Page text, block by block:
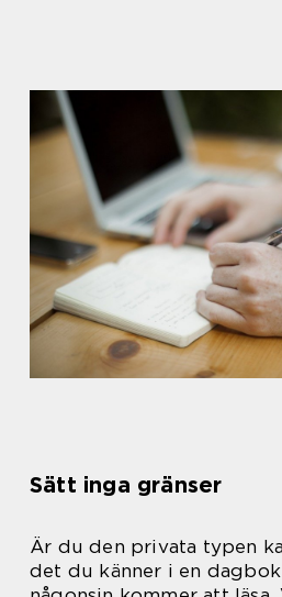
Sätt inga gränser
Är du den privata typen
det du känner i en